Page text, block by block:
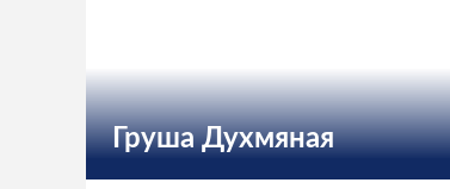
Груша Духмяная